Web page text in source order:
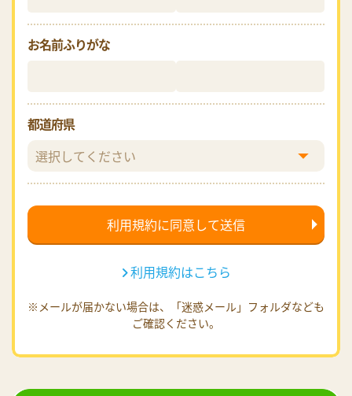
お名前ふりがな
都道府県
利用規約はこちら
※メールが届かない場合は、「迷惑メール」フォルダなども
ご確認ください。